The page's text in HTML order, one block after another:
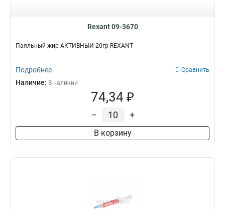
Rexant 09-3670
Паяльный жир АКТИВНЫЙ 20гр REXANT
Подробнее Сравнить
Наличие: В наличии
74,34 ₽
– +
В корзину